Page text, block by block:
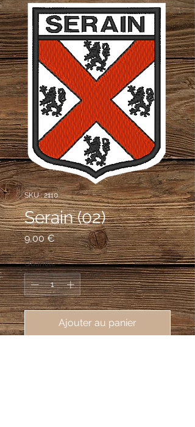
SKU : 2110
Serain (02)
9,00 €Prix
Quantité *
Ajouter au panier